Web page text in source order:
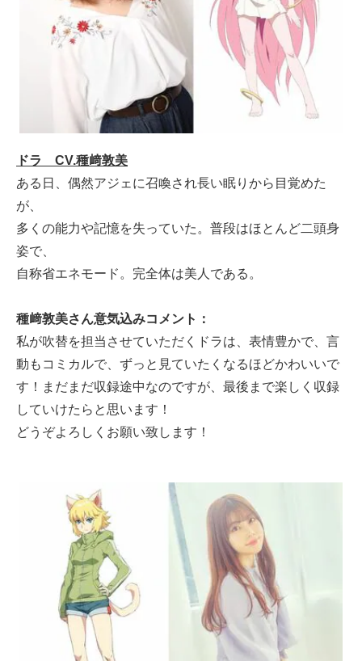
ドラ CV.種﨑敦美
ある日、偶然アジェに召喚され長い眠りから目覚めた
が、
多くの能力や記憶を失っていた。普段はほとんど二頭身
姿で、
自称省エネモード。完全体は美人である。
種﨑敦美さん意気込みコメント：
私が吹替を担当させていただくドラは、表情豊かで、言
動もコミカルで、ずっと見ていたくなるほどかわいいで
す！まだまだ収録途中なのですが、最後まで楽しく収録
していけたらと思います！
どうぞよろしくお願い致します！